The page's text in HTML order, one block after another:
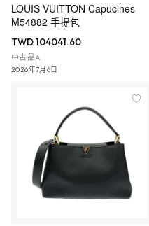
LOUIS VUITTON Capucines
M54882 手提包
TWD 104041.60
中古品A
2026年7月6日